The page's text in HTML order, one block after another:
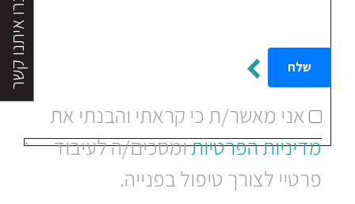
צרו איתנו קשר
אני מאשר/ת כי קראתי והבנתי את
מדיניות הפרטיותומסכים/ה לעיבוד
פרטיי לצורך טיפול בפנייה.